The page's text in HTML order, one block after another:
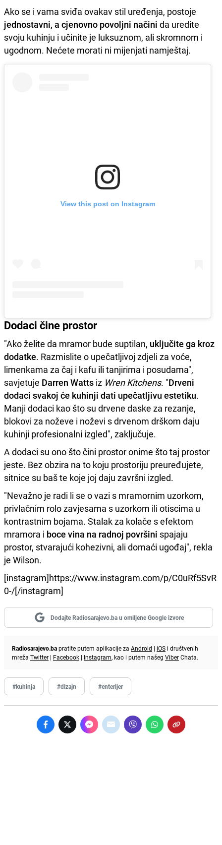
Ako se i vama sviđa ovakav stil uređenja, postoje
jednostavni, a cjenovno povoljni načini da uredite
svoju kuhinju i učinite je luksuznom, ali skromnom i
ugodnom. Nećete morati ni mijenjati namještaj.
View this post on Instagram
Dodaci čine prostor
"Ako želite da mramor bude suptilan, uključite ga kroz
dodatke. Razmislite o upečatljivoj zdjeli za voće,
limenkama za čaj i kafu ili tanjirima i posudama",
savjetuje Darren Watts iz Wren Kitchens. "Drveni
dodaci svakoj će kuhinji dati upečatljivu estetiku.
Manji dodaci kao što su drvene daske za rezanje,
blokovi za noževe i noževi s drvenom drškom daju
kuhinji profesionalni izgled", zaključuje.
A dodaci su ono što čini prostor onime što taj prostor
jeste. Bez obzira na to koju prostoriju preuređujete,
sitnice su baš te koje joj daju završni izgled.
"Nevažno je radi li se o vazi s mramornim uzorkom,
privlačnim rolo zavjesama s uzorkom ili otiscima u
kontrastnim bojama. Stalak za kolače s efektom
mramora i boce vina na radnoj površini spajaju
prostor, stvarajući kohezivni, ali domaći ugođaj", rekla
je Wilson.
[instagram]https://www.instagram.com/p/C0uRf5SvR
0-/[/instagram]
Dodajte Radiosarajevo.ba u omiljene Google izvore
Radiosarajevo.bapratite putem aplikacije za Android | iOS i društvenih
mreža Twitter | Facebook | Instagram, kao i putem našeg ViberChata.
#kuhinja #dizajn #enterijer